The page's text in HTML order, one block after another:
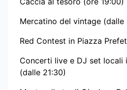
Mercatino del vintage (dalle
Red Contest in Piazza
Concerti live e DJ set locali
(dalle 21:30)